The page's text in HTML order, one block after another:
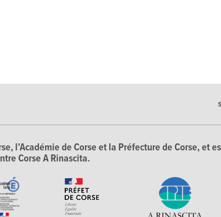
l’Académie de Corse et la Préfecture de Corse, et
Corse A Rinascita.